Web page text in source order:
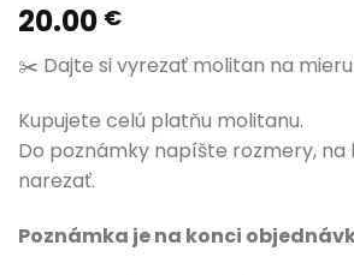
20.00 €
✂️ Dajte si vyrezať molitan na mieru
Kupujete celú platňu molitanu.
Do poznámky napíšte rozmery, na
narezať.
Poznámka je na konci